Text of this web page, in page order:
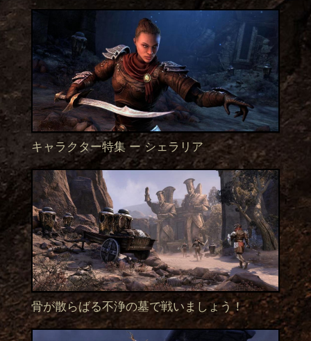
キャラクター特集 ー シェラリア
骨が散らばる不浄の墓で戦いましょう！